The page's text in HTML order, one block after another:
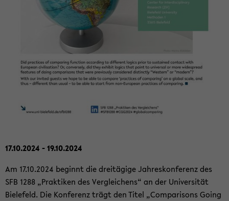
17.10.2024 - 19.10.2024
Am 17.10.2024 be­ginnt die drei­tä­gi­ge Jah­res­kon­fe­renz des
SFB 1288 „Prak­ti­ken des Ver­glei­chens“ an der Uni­ver­si­tät
Bie­le­feld. Die Kon­fe­renz trägt den Titel „Com­pa­ri­sons Going